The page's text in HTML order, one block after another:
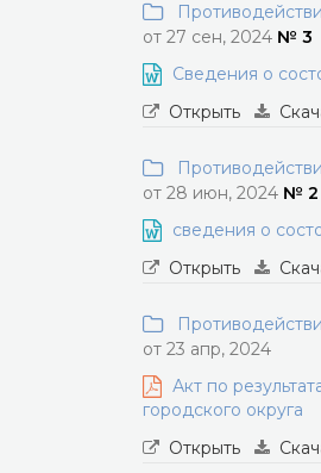
от 27 сен, 2024 № 3
Сведения о
Открыть
от 28 июн, 2024 № 2
сведения о
Открыть
от 23 апр, 2024
Акт по
городского округа
Открыть